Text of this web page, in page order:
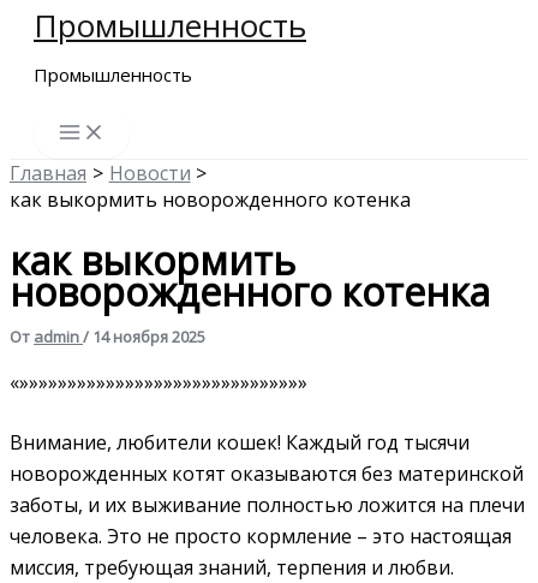
Перейти
содержимому
Промышленность
Промышленность
Главная
Новости
как выкормить новорожденного котенка
как выкормить
новорожденного котенка
От admin/ 14 ноября 2025
«»»»»»»»»»»»»»»»»»»»»»»»»»»»»»»
Внимание, любители кошек! Каждый год тысячи
новорожденных котят оказываются без материнской
заботы, и их выживание полностью ложится на плечи
человека. Это не просто кормление – это настоящая
миссия, требующая знаний, терпения и любви.